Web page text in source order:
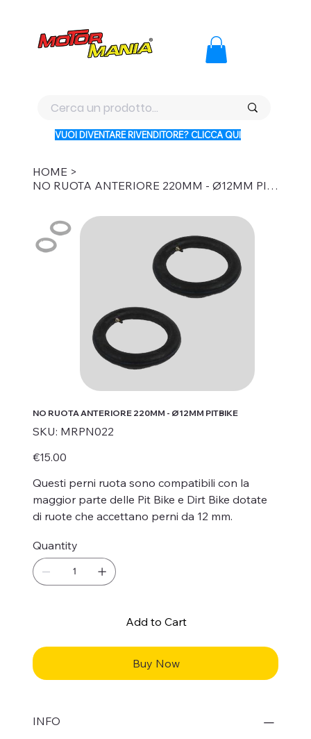
VUOI DIVENTARE RIVENDITORE? CLICCA QUI
HOME >
NO RUOTA ANTERIORE 220MM - Ø12MM PITBIKE
NO RUOTA ANTERIORE 220MM - Ø12MM PITBIKE
SKU: SKU
MRPN022
MRPN022
Price
€15.00
Questi perni ruota sono compatibili con la
maggior parte delle Pit Bike e Dirt Bike dotate
di ruote che accettano perni da 12 mm.
Quantity
Add to Cart
Buy Now
INFO